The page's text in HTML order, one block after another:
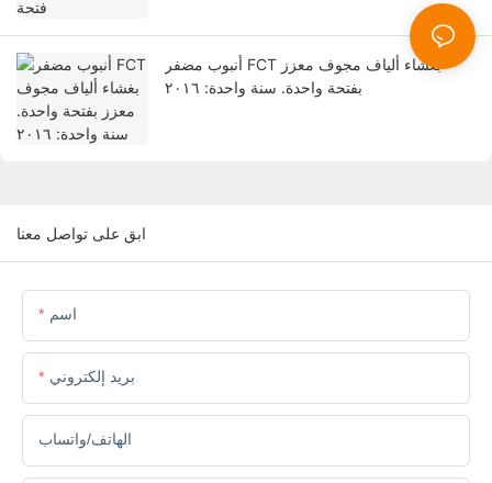
أنبوب مضفر FCT بغشاء ألياف مجوف معزز
بفتحة واحدة. سنة واحدة: ٢٠١٦
ابق على تواصل معنا
اسم
بريد إلكتروني
الهاتف/واتساب